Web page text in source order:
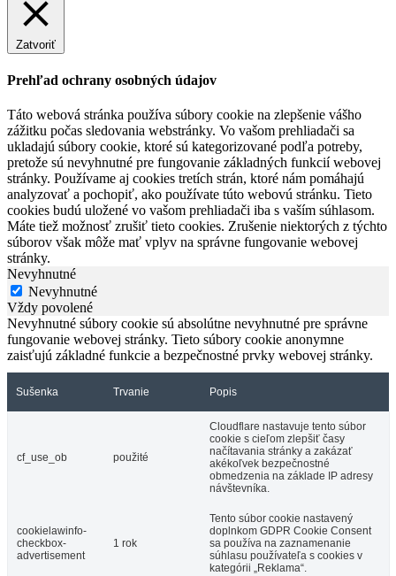
Zatvoriť
Prehľad ochrany osobných údajov
Táto webová stránka používa súbory cookie na zlepšenie vášho
zážitku počas sledovania webstránky. Vo vašom prehliadači sa
ukladajú súbory cookie, ktoré sú kategorizované podľa potreby,
pretože sú nevyhnutné pre fungovanie základných funkcií webovej
stránky. Používame aj cookies tretích strán, ktoré nám pomáhajú
analyzovať a pochopiť, ako používate túto webovú stránku. Tieto
cookies budú uložené vo vašom prehliadači iba s vaším súhlasom.
Máte tiež možnosť zrušiť tieto cookies. Zrušenie niektorých z týchto
súborov však môže mať vplyv na správne fungovanie webovej
stránky.
Nevyhnutné
Nevyhnutné
Vždy povolené
Nevyhnutné súbory cookie sú absolútne nevyhnutné pre správne
fungovanie webovej stránky. Tieto súbory cookie anonymne
zaisťujú základné funkcie a bezpečnostné prvky webovej stránky.
Sušenka Trvanie Popis
cf_use_ob použité
Cloudflare nastavuje tento súbor
cookie s cieľom zlepšiť časy
načítavania stránky a zakázať
akékoľvek bezpečnostné
obmedzenia na základe IP adresy
návštevníka.
cookielawinfo-
checkbox-
advertisement
1 rok
Tento súbor cookie nastavený
doplnkom GDPR Cookie Consent
sa používa na zaznamenanie
súhlasu používateľa s cookies v
kategórii „Reklama“.